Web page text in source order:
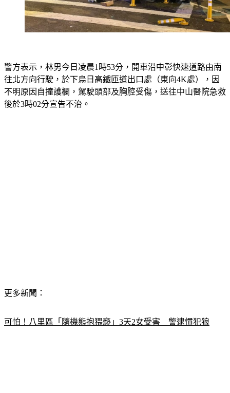
警方表示，林男今日凌晨1時53分，開車沿中彰快速道路由南
往北方向行駛，於下烏日高鐵匝道出口處（東向4K處），因
不明原因自撞護欄，駕駛頭部及胸腔受傷，送往中山醫院急救
後於3時02分宣告不治。
更多新聞：
可怕！八里區「隨機熊抱猥褻」3天2女受害　警逮慣犯狼